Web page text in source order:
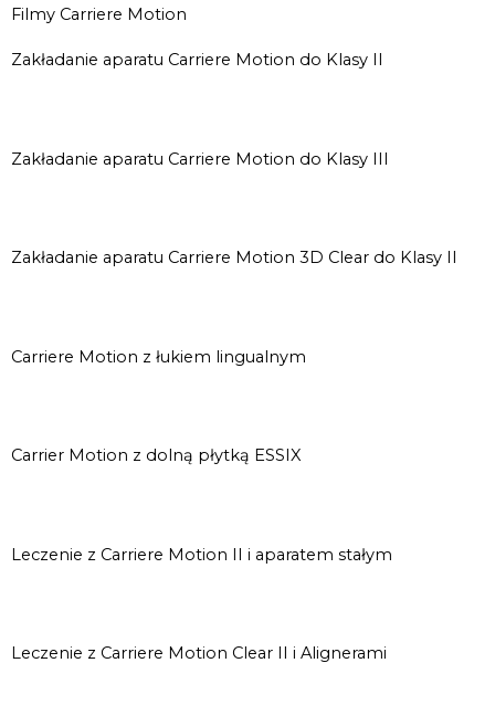
Filmy Carriere Motion
Zakładanie aparatu Carriere Motion do Klasy II
Zakładanie aparatu Carriere Motion do Klasy III
Zakładanie aparatu Carriere Motion 3D Clear do Klasy II
Carriere Motion z łukiem lingualnym
Carrier Motion z dolną płytką ESSIX
Leczenie z Carriere Motion II i aparatem stałym
Leczenie z Carriere Motion Clear II i Alignerami